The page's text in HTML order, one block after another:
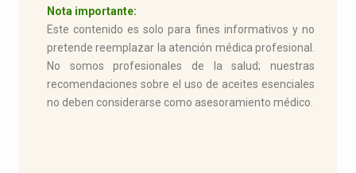
Nota importante:
Este contenido es solo para fines informativos y no
pretende reemplazar la atención médica profesional.
No somos profesionales de la salud; nuestras
recomendaciones sobre el uso de aceites esenciales
no deben considerarse como asesoramiento médico.